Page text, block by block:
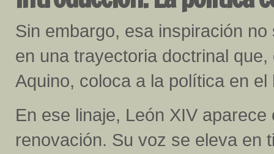
Sin embargo, esa inspiración
en una trayectoria doctrinal
Aquino, coloca a la política en
En ese linaje, León XIV
renovación. Su voz se eleva en